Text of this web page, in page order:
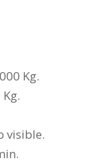
Kg.
visible.